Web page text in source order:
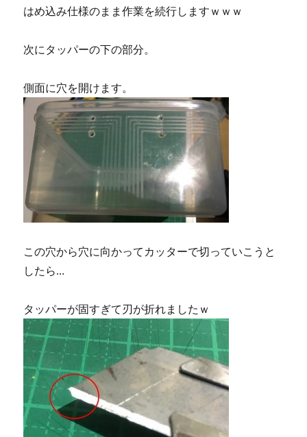
はめ込み仕様のまま作業を続行しますｗｗｗ
次にタッパーの下の部分。
側面に穴を開けます。
この穴から穴に向かってカッターで切っていこうと
したら…
タッパーが固すぎて刃が折れましたｗ